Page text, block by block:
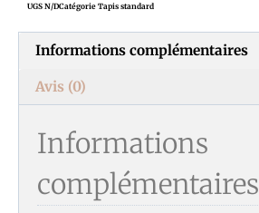
UGS N/DCatégorie Tapis standard
Informations complémentaires
Avis (0)
Informations
complémentaires